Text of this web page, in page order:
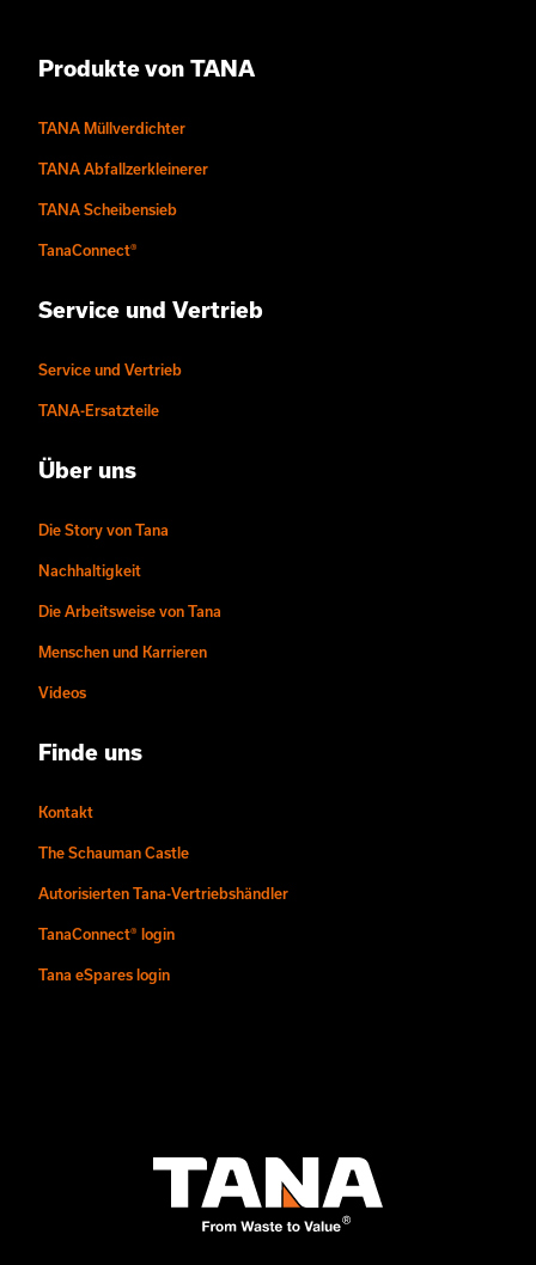
Produkte von TANA
TANA Müllverdichter
TANA Abfallzerkleinerer
TANA Scheibensieb
TanaConnect®
Service und Vertrieb
Service und Vertrieb
TANA-Ersatzteile
Über uns
Die Story von Tana
Nachhaltigkeit
Die Arbeitsweise von Tana
Menschen und Karrieren
Videos
Finde uns
Kontakt
The Schauman Castle
Autorisierten Tana-Vertriebshändler
TanaConnect® login
Tana eSpares login